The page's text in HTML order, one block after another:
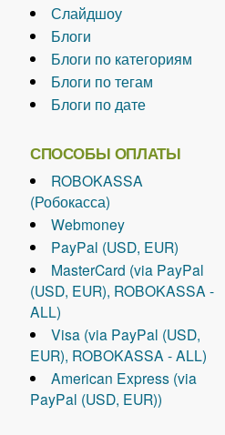
Слайдшоу
Блоги
Блоги по категориям
Блоги по тегам
Блоги по дате
СПОСОБЫ ОПЛАТЫ
ROBOKASSA
(Робокасса)
Webmoney
PayPal (USD, EUR)
MasterCard (via PayPal
(USD, EUR), ROBOKASSA -
ALL)
Visa (via PayPal (USD,
EUR), ROBOKASSA - ALL)
American Express (via
PayPal (USD, EUR))